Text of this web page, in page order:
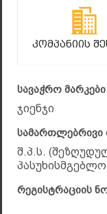
Კომპანიის
სავაჭრო
ჯიენჯი
შ.პ.ს.
რეგისტრაციის